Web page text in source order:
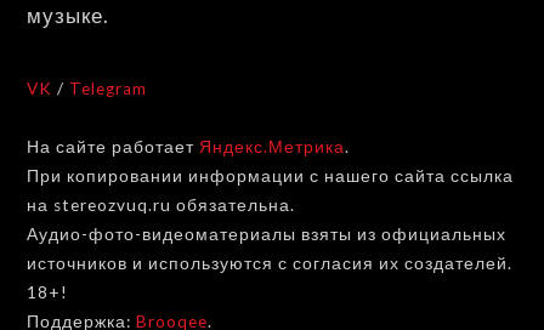
музыке.
VK / Telegram
На сайте работаетЯндекс.Метрика.
При копировании информации с нашего сайта ссылка
на stereozvuq.ru обязательна.
Аудио-фото-видеоматериалы взяты из официальных
источников и используются с согласия их создателей.
18+!
Поддержка:Brooqee.